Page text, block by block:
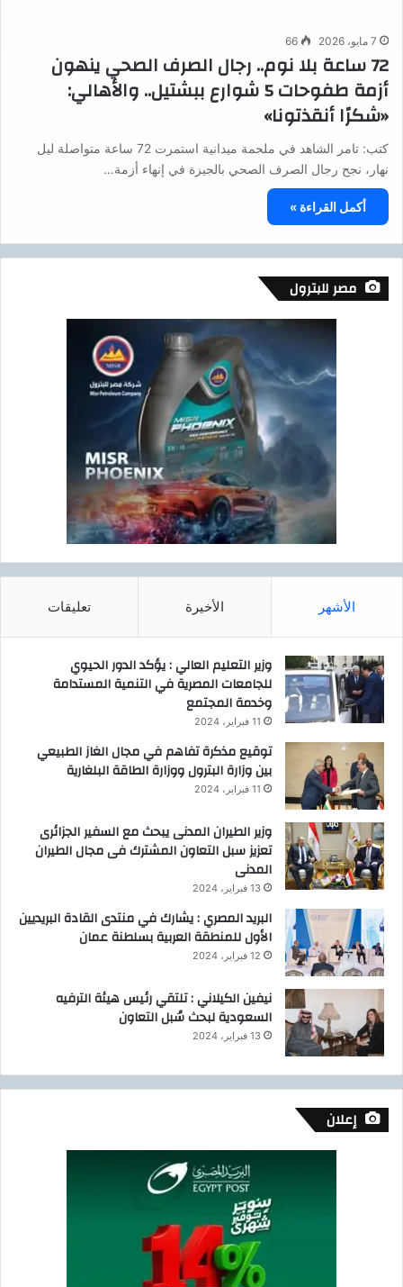
7 مايو، 2026 66
72 ساعة بلا نوم.. رجال الصرف الصحي ينهون
أزمة طفوحات 5 شوارع ببشتيل.. والأهالي:
«شكرًا أنقذتونا»
كتب: تامر الشاهد في ملحمة ميدانية استمرت 72 ساعة متواصلة ليل
نهار، نجح رجال الصرف الصحي بالجيزة في إنهاء أزمة…
أكمل القراءة »
مصر للبترول
الأشهر الأخيرة تعليقات
وزير التعليم العالي : يؤكد الدور الحيوي
للجامعات المصرية في التنمية المستدامة
وخدمة المجتمع
11 فبراير، 2024
توقيع مذكرة تفاهم في مجال الغاز الطبيعي
بين وزارة البترول ووزارة الطاقة البلغارية
11 فبراير، 2024
وزير الطيران المدنى يبحث مع السفير الجزائرى
تعزيز سبل التعاون المشترك فى مجال الطيران
المدنى
13 فبراير، 2024
البريد المصري : يشارك في منتدى القادة البريديين
الأول للمنطقة العربية بسلطنة عمان
12 فبراير، 2024
نيفين الكيلاني : تلتقي رئيس هيئة الترفيه
السعودية لبحث سُبل التعاون
13 فبراير، 2024
إعلان